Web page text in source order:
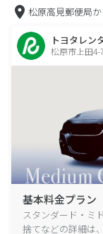
松原高見郵便局か
トヨタレン
松原市上田4-
基本料金プラン
スタンダード・ミ
捨てなどの詳細は